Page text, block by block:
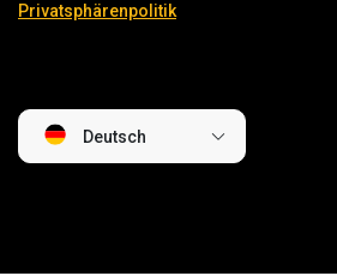
Privatsphärenpolitik
Deutsch